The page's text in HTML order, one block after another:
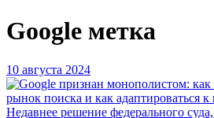
Google метка
10 августа 2024